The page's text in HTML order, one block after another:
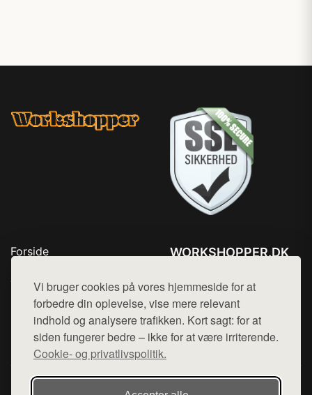
Vi bruger cookies på vores hjemmeside for at
forbedre din oplevelse, vise mere relevant
indhold og analysere trafikken. Kort sagt: for at
siden fungerer bedre – ikke for at være irriterende.
Cookie- og privatlivspolitik.
Forside
Top Rabatter
Kontakt
WORKSHOPPER.DK
Mail: hej@want.dk
Cookie- og privatlivspolitik